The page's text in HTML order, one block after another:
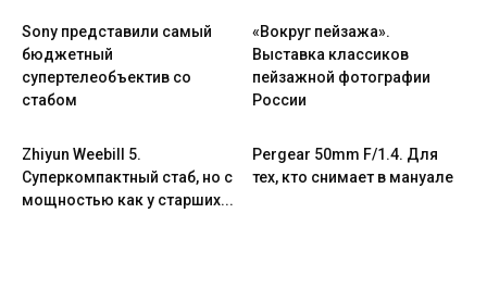
Sony представили самый
бюджетный
супертелеобъектив со
стабом
«Вокруг пейзажа».
Выставка классиков
пейзажной фотографии
России
Zhiyun Weebill 5.
Cуперкомпактный стаб, но с
мощностью как у старших...
Pergear 50mm F/1.4. Для
тех, кто снимает в мануале